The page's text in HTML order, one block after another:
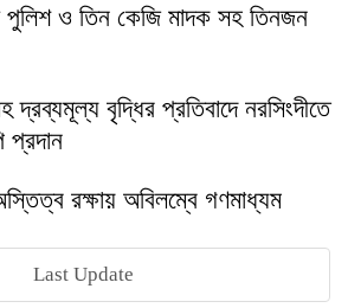
ও তিন কেজি মাদক সহ তিনজন
দ্রব্যমূল্য বৃদ্ধির প্রতিবাদে নরসিংদীতে
প্রদান
রক্ষায় অবিলম্বে গণমাধ্যম
Last Update